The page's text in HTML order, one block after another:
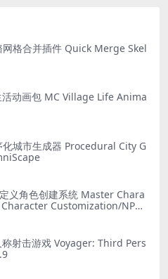
网格合并插件 Quick Merge Skel
活动画包 MC Village Life Anima
化城市生成器 Procedural City G
义角色创建系统 Master Chara
Customization/NPC
称射击游戏 Voyager: Third Pers